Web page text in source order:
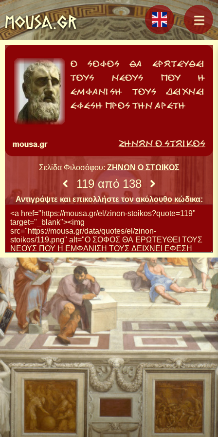
MOUSA.GR
Σελίδα Φιλοσόφου: ΖΗΝΩΝ Ο ΣΤΩΙΚΟΣ
119 από 138
Αντιγράψτε και επικολλήστε τον ακόλουθο κώδικα: